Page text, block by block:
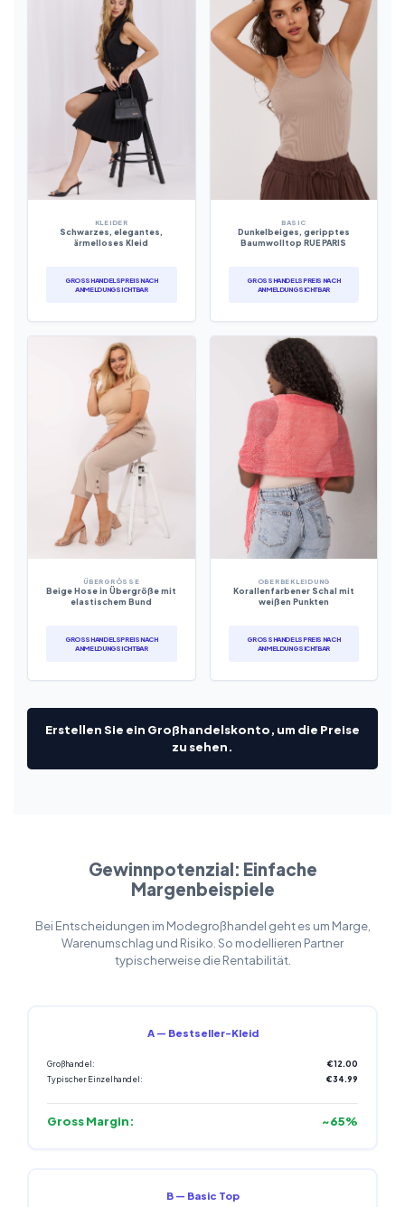
KLEIDER
Schwarzes, elegantes,
ärmelloses Kleid
GROSSHANDELSPREIS NACH A
NMELDUNG SICHTBAR
BASIC
Dunkelbeiges, geripptes
Baumwolltop RUE PARIS
GROSSHANDELSPREIS NACH A
NMELDUNG SICHTBAR
ÜBERGRÖSSE
Beige Hose in Übergröße mit
elastischem Bund
GROSSHANDELSPREIS NACH A
NMELDUNG SICHTBAR
OBERBEKLEIDUNG
Korallenfarbener Schal mit
weißen Punkten
GROSSHANDELSPREIS NACH A
NMELDUNG SICHTBAR
Erstellen Sie ein Großhandelskonto, um die Preise
zu sehen.
Gewinnpotenzial: Einfache
Margenbeispiele
Bei Entscheidungen im Modegroßhandel geht es um Marge,
Warenumschlag und Risiko. So modellieren Partner
typischerweise die Rentabilität.
A — Bestseller-Kleid
Großhandel:
€12.00
Typischer Einzelhandel:
€34.99
Gross Margin: ~65%
B — Basic Top